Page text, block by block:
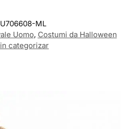
ML
Uomo, Costumi da Halloween
categorizar